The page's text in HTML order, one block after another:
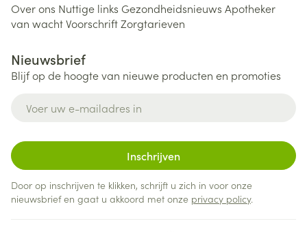
Over ons Nuttige links Gezondheidsnieuws Apotheker
van wachtVoorschriftZorgtarieven
Nieuwsbrief
Blijf op de hoogte van nieuwe producten en promoties
Inschrijven
Door op inschrijven te klikken, schrijft u zich in voor onze
nieuwsbrief en gaat u akkoord met onze privacy policy.